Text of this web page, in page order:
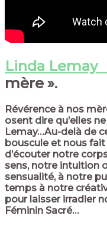
Linda
mère ».
Révérence à nos
osent dire qu’elles
Lemay…Au-delà de
bouscule et nous
d’écouter notre
sens, notre intuition
sensualité, à notre
temps à notre
pour laisser irradier
Féminin Sacré…